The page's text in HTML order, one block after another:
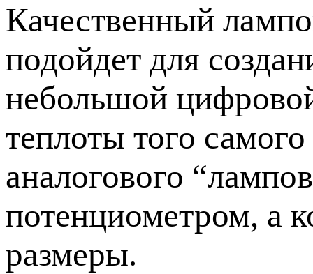
Качественный
подойдет для
небольшой
теплоты того самого
аналогового
потенциометром, а
размеры.